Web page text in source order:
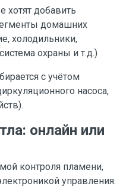
хотят добавить
домашних
холодильники,
охраны и т.д.)
с учётом
насоса,
онлайн или
контроля пламени,
управления.